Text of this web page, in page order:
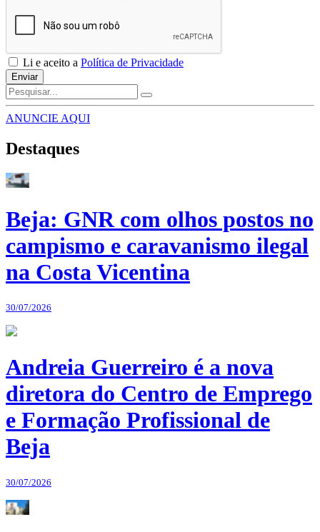
Li e aceito a Política de Privacidade
Enviar
ANUNCIE AQUI
Destaques
Beja: GNR com olhos postos no
campismo e caravanismo ilegal
na Costa Vicentina
30/07/2026
Andreia Guerreiro é a nova
diretora do Centro de Emprego
e Formação Profissional de
Beja
30/07/2026